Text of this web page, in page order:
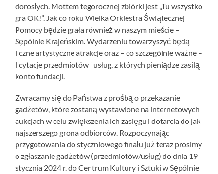
dorosłych. Mottem tegorocznej zbiórki jest „Tu wszystko
gra OK!”. Jak co roku Wielka Orkiestra Świątecznej
Pomocy będzie grała również w naszym mieście –
Sępólnie Krajeńskim. Wydarzeniu towarzyszyć będą
liczne artystyczne atrakcje oraz – co szczególnie ważne –
licytacje przedmiotów i usług, z których pieniądze zasilą
konto fundacji.
Zwracamy się do Państwa z prośbą o przekazanie
gadżetów, które zostaną wystawione na internetowych
aukcjach w celu zwiększenia ich zasięgu i dotarcia do jak
najszerszego grona odbiorców. Rozpoczynając
przygotowania do styczniowego finału już teraz prosimy
o zgłaszanie gadżetów (przedmiotów/usług) do dnia 19
stycznia 2024 r. do Centrum Kultury i Sztuki w Sępólnie